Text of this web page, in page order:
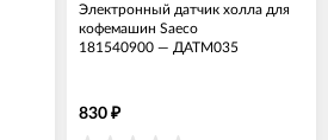
Электронный датчик холла для
кофемашин Saeco
181540900 — ДАТМ035
830 ₽